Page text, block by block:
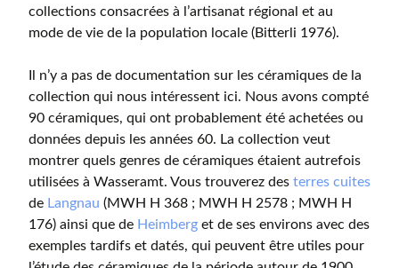
collections consacrées à l’artisanat régional et au
mode de vie de la population locale (Bitterli 1976).
Il n’y a pas de documentation sur les céramiques de la
collection qui nous intéressent ici. Nous avons compté
90 céramiques, qui ont probablement été achetées ou
données depuis les années 60. La collection veut
montrer quels genres de céramiques étaient autrefois
utilisées à Wasseramt. Vous trouverez des terres cuites
de Langnau (MWH H 368 ; MWH H 2578 ; MWH H
176) ainsi que de Heimberg et de ses environs avec des
exemples tardifs et datés, qui peuvent être utiles pour